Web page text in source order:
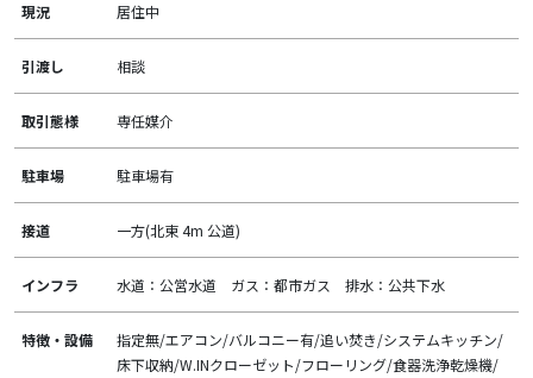
現況 居住中
引渡し 相談
取引態様 専任媒介
駐車場 駐車場有
接道 一方(北東 4m 公道)
インフラ 水道：公営水道 ガス：都市ガス 排水：公共下水
特徴・設備
指定無/エアコン/バルコニー有/追い焚き/システムキッチン/
床下収納/W.INクローゼット/フローリング/食器洗浄乾燥機/